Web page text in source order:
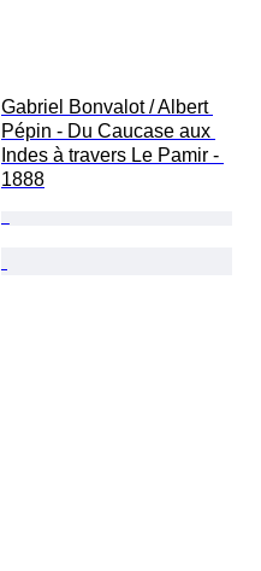
Gabriel Bonvalot / Albert
Pépin - Du Caucase aux
Indes à travers Le Pamir -
1888